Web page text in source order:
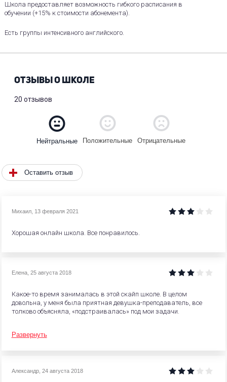
Школа предоставляет возможность гибкого расписания в
обучении (+15% к стоимости абонемента).
Есть группы интенсивного английского.
ОТЗЫВЫ О ШКОЛЕ
20 отзывов
Нейтральные Положительные Отрицательные
Оставить отзыв
Михаил, 13 февраля 2021
Хорошая онлайн школа. Все понравилось.
Елена, 25 августа 2018
Какое-то время занималась в этой скайп школе. В целом
довольна, у меня была приятная девушка-преподаватель, все
толково объясняла, «подстраивалась» под мои задачи.
Развернуть
Александр, 24 августа 2018